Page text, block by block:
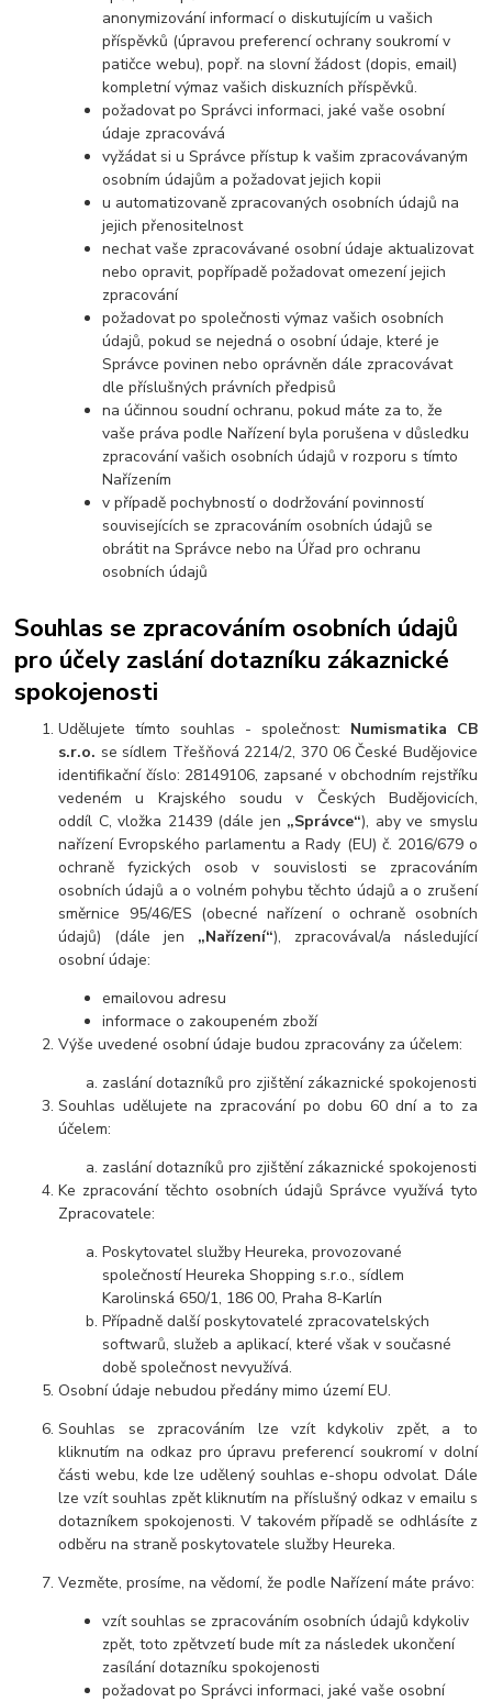
anonymizování informací o diskutujícím u vašich
příspěvků (úpravou preferencí ochrany soukromí v
patičce webu), popř. na slovní žádost (dopis, email)
kompletní výmaz vašich diskuzních příspěvků.
požadovat po Správci informaci, jaké vaše osobní
údaje zpracovává
vyžádat si u Správce přístup k vašim zpracovávaným
osobním údajům a požadovat jejich kopii
u automatizovaně zpracovaných osobních údajů na
jejich přenositelnost
nechat vaše zpracovávané osobní údaje aktualizovat
nebo opravit, popřípadě požadovat omezení jejich
zpracování
požadovat po společnosti výmaz vašich osobních
údajů, pokud se nejedná o osobní údaje, které je
Správce povinen nebo oprávněn dále zpracovávat
dle příslušných právních předpisů
na účinnou soudní ochranu, pokud máte za to, že
vaše práva podle Nařízení byla porušena v důsledku
zpracování vašich osobních údajů v rozporu s tímto
Nařízením
v případě pochybností o dodržování povinností
souvisejících se zpracováním osobních údajů se
obrátit na Správce nebo na Úřad pro ochranu
osobních údajů
Souhlas se zpracováním osobních údajů
pro účely zaslání dotazníku zákaznické
spokojenosti
Udělujete tímto souhlas - společnost: Numismatika CB
s.r.o. se sídlem Třešňová 2214/2, 370 06 České Budějovice
identifikační číslo: 28149106, zapsané v obchodním rejstříku
vedeném u Krajského soudu v Českých Budějovicích,
oddíl C, vložka 21439 (dále jen „Správce“), aby ve smyslu
nařízení Evropského parlamentu a Rady (EU) č. 2016/679 o
ochraně fyzických osob v souvislosti se zpracováním
osobních údajů a o volném pohybu těchto údajů a o zrušení
směrnice 95/46/ES (obecné nařízení o ochraně osobních
údajů) (dále jen „Nařízení“), zpracovával/a následující
osobní údaje:
emailovou adresu
informace o zakoupeném zboží
Výše uvedené osobní údaje budou zpracovány za účelem:
zaslání dotazníků pro zjištění zákaznické spokojenosti
Souhlas udělujete na zpracování po dobu 60 dní a to za
účelem:
zaslání dotazníků pro zjištění zákaznické spokojenosti
Ke zpracování těchto osobních údajů Správce využívá tyto
Zpracovatele:
Poskytovatel služby Heureka, provozované
společností Heureka Shopping s.r.o., sídlem
Karolinská 650/1, 186 00, Praha 8-Karlín
Případně další poskytovatelé zpracovatelských
softwarů, služeb a aplikací, které však v současné
době společnost nevyužívá.
Osobní údaje nebudou předány mimo území EU.
Souhlas se zpracováním lze vzít kdykoliv zpět, a to
kliknutím na odkaz pro úpravu preferencí soukromí v dolní
části webu, kde lze udělený souhlas e-shopu odvolat. Dále
lze vzít souhlas zpět kliknutím na příslušný odkaz v emailu s
dotazníkem spokojenosti. V takovém případě se odhlásíte z
odběru na straně poskytovatele služby Heureka.
Vezměte, prosíme, na vědomí, že podle Nařízení máte právo:
vzít souhlas se zpracováním osobních údajů kdykoliv
zpět, toto zpětvzetí bude mít za následek ukončení
zasílání dotazníku spokojenosti
požadovat po Správci informaci, jaké vaše osobní